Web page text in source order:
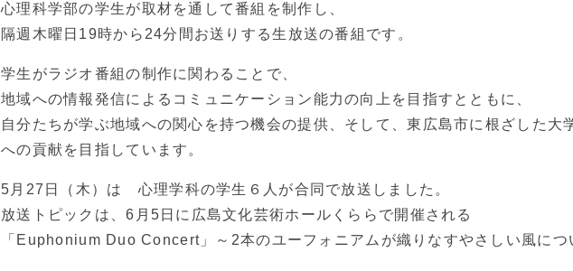
心理科学部の学生が取材を通して番組を制作し、
隔週木曜日19時から24分間お送りする生放送の番組です。
学生がラジオ番組の制作に関わることで、
地域への情報発信によるコミュニケーション能力の向上を目指すとともに、
自分たちが学ぶ地域への関心を持つ機会の提供、そして、東広島市に根ざした大
への貢献を目指しています。
5月27日（木）は 心理学科の学生６人が合同で放送しました。
放送トピックは、6月5日に広島文化芸術ホールくららで開催される
「Euphonium Duo Concert」～2本のユーフォニアムが織りなすやさしい風につ